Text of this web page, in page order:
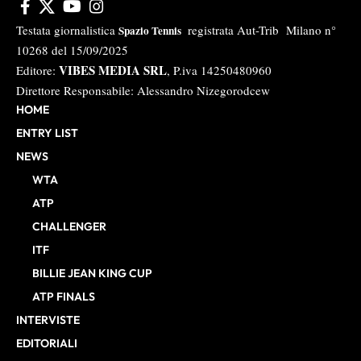
Testata giornalistica Spazio Tennis registrata Aut-Trib Milano n°
10268 del 15/09/2025
Editore: VIBES MEDIA SRL, P.iva 14250480960
Direttore Responsabile: Alessandro Nizegorodcew
HOME
ENTRY LIST
NEWS
WTA
ATP
CHALLENGER
ITF
BILLIE JEAN KING CUP
ATP FINALS
INTERVISTE
EDITORIALI